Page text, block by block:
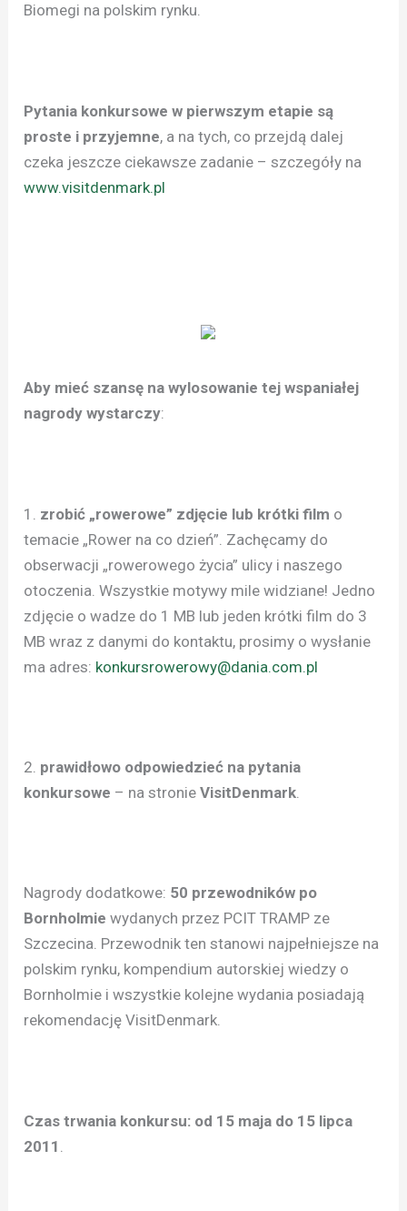
Biomegi na polskim rynku.
Pytania konkursowe w pierwszym etapie są
proste i przyjemne, a na tych, co przejdą dalej
czeka jeszcze ciekawsze zadanie – szczegóły na
www.visitdenmark.pl
Aby mieć szansę na wylosowanie tej wspaniałej
nagrody wystarczy:
1. zrobić „rowerowe” zdjęcie lub krótki film o
temacie „Rower na co dzień”. Zachęcamy do
obserwacji „rowerowego życia” ulicy i naszego
otoczenia. Wszystkie motywy mile widziane! Jedno
zdjęcie o wadze do 1 MB lub jeden krótki film do 3
MB wraz z danymi do kontaktu, prosimy o wysłanie
ma adres: konkursrowerowy@dania.com.pl
2. prawidłowo odpowiedzieć na pytania
konkursowe – na stronieVisitDenmark.
Nagrody dodatkowe: 50 przewodników po
Bornholmie wydanych przez PCIT TRAMP ze
Szczecina. Przewodnik ten stanowi najpełniejsze na
polskim rynku, kompendium autorskiej wiedzy o
Bornholmie i wszystkie kolejne wydania posiadają
rekomendację VisitDenmark.
Czas trwania konkursu: od 15 maja do 15 lipca
2011